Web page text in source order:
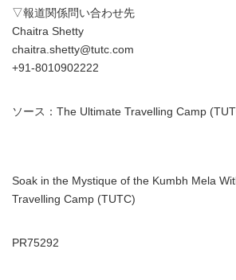
▽報道関係問い合わせ先
Chaitra Shetty
chaitra.shetty@tutc.com
+91-8010902222
ソース：The Ultimate Travelling Camp
Soak in the Mystique of the Kumbh Mela
Travelling Camp (TUTC)
PR75292